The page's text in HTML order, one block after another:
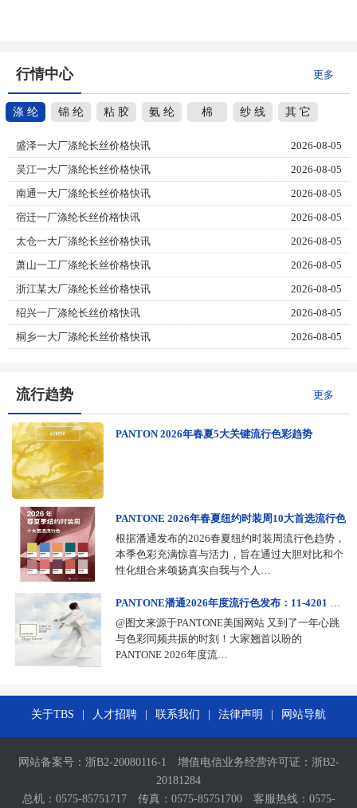
行情中心 更多
涤 纶 锦 纶 粘 胶 氨 纶 棉 纱 线 其 它
盛泽一大厂涤纶长丝价格快讯
2026-08-05
吴江一大厂涤纶长丝价格快讯
2026-08-05
南通一大厂涤纶长丝价格快讯
2026-08-05
宿迁一厂涤纶长丝价格快讯
2026-08-05
太仓一大厂涤纶长丝价格快讯
2026-08-05
萧山一工厂涤纶长丝价格快讯
2026-08-05
浙江某大厂涤纶长丝价格快讯
2026-08-05
绍兴一厂涤纶长丝价格快讯
2026-08-05
桐乡一大厂涤纶长丝价格快讯
2026-08-05
流行趋势 更多
PANTON 2026年春夏5大关键流行色彩趋势
PANTONE 2026年春夏纽约时装周10大首选流行色
根据潘通发布的2026春夏纽约时装周流行色趋势，
本季色彩充满惊喜与活力，旨在通过大胆对比和个
性化组合来颂扬真实自我与个人…
@图文来源于PANTONE美国网站 又到了一年心跳
与色彩同频共振的时刻！大家翘首以盼的
PANTONE 2026年度流…
关于TBS | 人才招聘 | 联系我们 | 法律声明 | 网站导航
网站备案号： 浙B2-20080116-1 增值电信业务经营许可证： 浙B2-
20181284
总机：0575-85751717 传真：0575-85751700 客服热线：0575-